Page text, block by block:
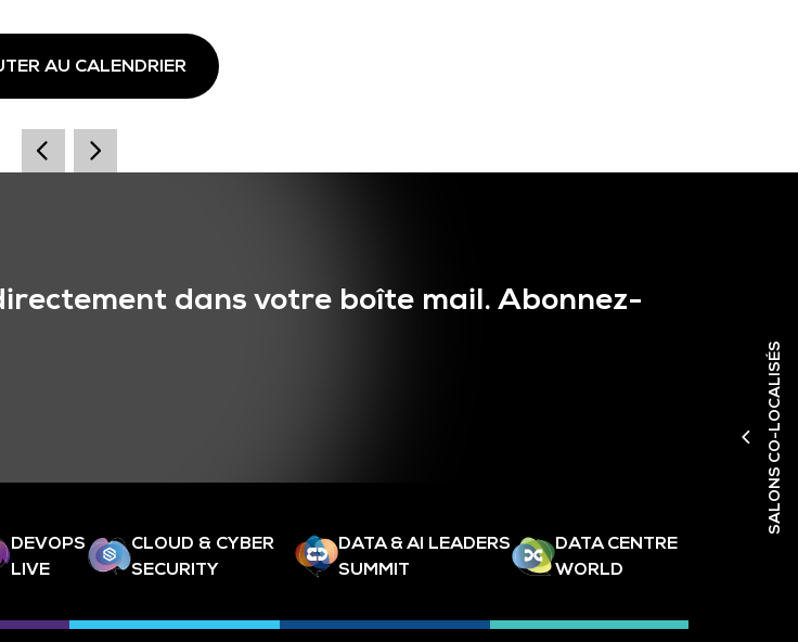
SALONS CO-LOCALISÉS
AU CALENDRIER
dans votre boîte mail. Abonnez-
DEVOPS
LIVE
CLOUD & CYBER
SECURITY
DATA & AI LEADERS
SUMMIT
DATA CENTRE
WORLD